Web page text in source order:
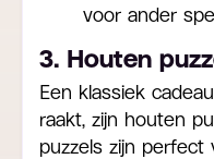
voor ander
3. Houten
Een klassiek
raakt, zijn houten
puzzels zijn